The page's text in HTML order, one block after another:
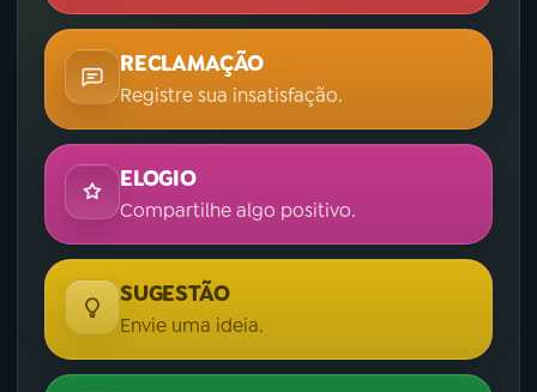
RECLAMAÇÃO
Registre sua insatisfação.
ELOGIO
Compartilhe algo positivo.
SUGESTÃO
Envie uma ideia.